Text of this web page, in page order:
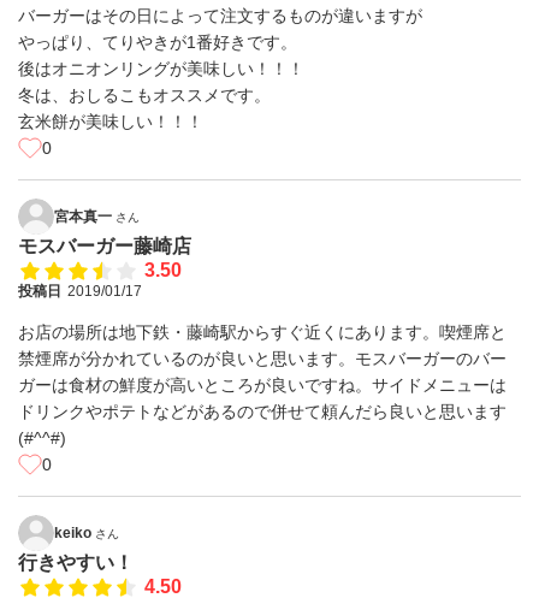
バーガーはその日によって注文するものが違いますが
やっぱり、てりやきが1番好きです。
後はオニオンリングが美味しい！！！
冬は、おしるこもオススメです。
玄米餅が美味しい！！！
0
宮本真一 さん
モスバーガー藤崎店
3.50
投稿日 2019/01/17
お店の場所は地下鉄・藤崎駅からすぐ近くにあります。喫煙席と
禁煙席が分かれているのが良いと思います。モスバーガーのバー
ガーは食材の鮮度が高いところが良いですね。サイドメニューは
ドリンクやポテトなどがあるので併せて頼んだら良いと思います
(#^^#)
0
keiko さん
行きやすい！
4.50